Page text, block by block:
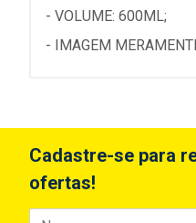
- VOLUME: 600ML;
- IMAGEM
Cadastre-se para
ofertas!